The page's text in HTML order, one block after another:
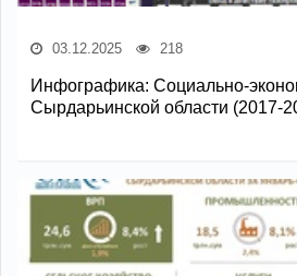
03.12.2025 218
Инфографика: Социально-
Сырдарьинской области (2017-